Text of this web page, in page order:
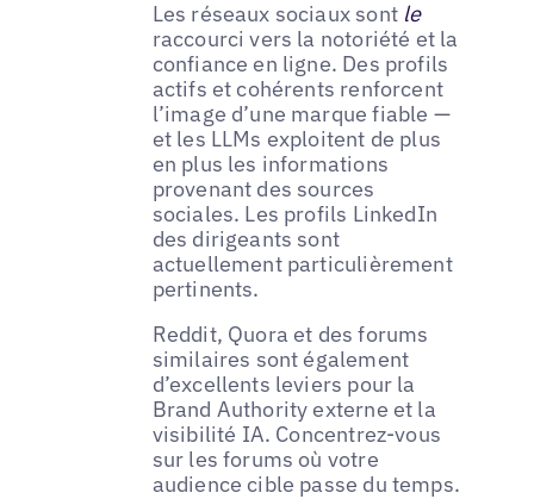
Les réseaux sociaux sont le
raccourci vers la notoriété et la
confiance en ligne. Des profils
actifs et cohérents renforcent
l’image d’une marque fiable —
et les LLMs exploitent de plus
en plus les informations
provenant des sources
sociales. Les profils LinkedIn
des dirigeants sont
actuellement particulièrement
pertinents.
Reddit, Quora et des forums
similaires sont également
d’excellents leviers pour la
Brand Authority externe et la
visibilité IA. Concentrez-vous
sur les forums où votre
audience cible passe du temps.